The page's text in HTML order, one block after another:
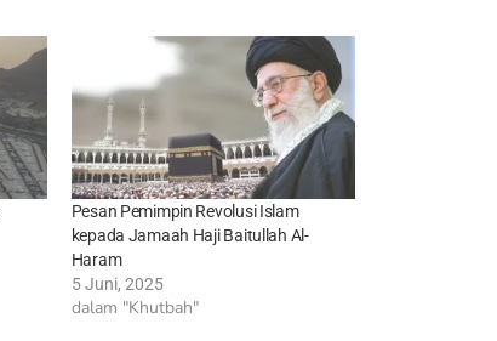
Pesan Pemimpin Revolusi Islam
kepada Jamaah Haji Baitullah Al-
Haram
5 Juni, 2025
dalam "Khutbah"